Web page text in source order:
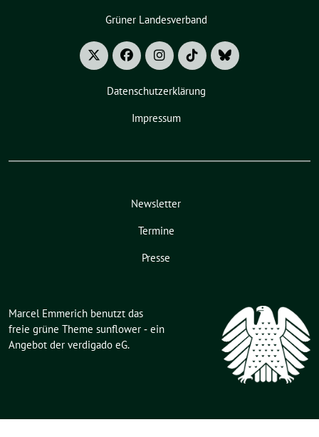
Grüner Landesverband
Datenschutzerklärung
Impressum
Newsletter
Termine
Presse
Marcel Emmerich benutzt das
freie grüne Theme sunflower ‐ ein
Angebot der verdigado eG.